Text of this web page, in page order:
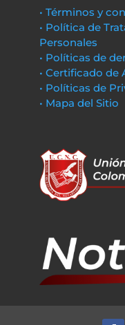
• Términos y
• Política de
Personales
• Políticas de
• Certificado de
• Políticas de
• Mapa del Sitio